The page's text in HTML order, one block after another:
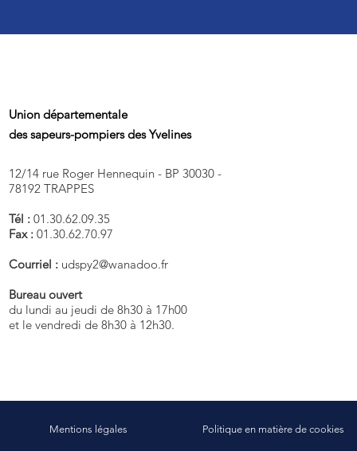
Union départementale
des sapeurs-pompiers des Yvelines
12/14 rue Roger Hennequin - BP 30030 -
78192 TRAPPES
Tél : 01.30.62.09.35
Fax : 01.30.62.70.97
Courriel : udspy2@wanadoo.fr
Bureau ouvert
du lundi au jeudi de 8h30 à 17h00
et le vendredi de 8h30 à 12h30.
Mentions légales Politique en matière de cookies